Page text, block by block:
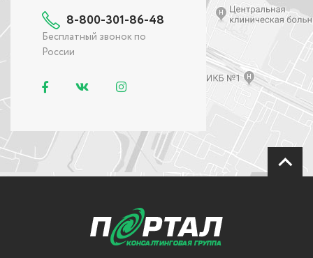
8-800-301-86-48
Бесплатный звонок по
России